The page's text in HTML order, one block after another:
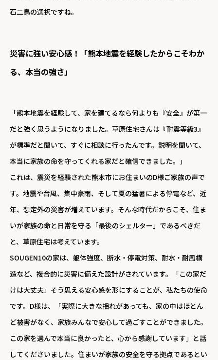
石二鳥の選択ですね。
災害に強い安心感！「熊本地震を経験したからこそわか
る、本当の強さ」
「熊本地震を経験して、家を建てるなら何よりも『安全』が第一
だと強く思うようになりました。草原住宅さんは『耐震等級3』
が標準だと聞いて、すぐに相談に行ったんです。説明を聞いて、
本当に家族の命を守ってくれる家だと確信できました。」
これは、震災を経験された熊本市にお住まいのD様ご家族の声で
す。地震や台風、集中豪雨、そして夏の猛暑による停電など、近
年、想定外の災害が増えています。そんな時代だからこそ、住ま
いが家族の命と日常を守る「最後のシェルター」であるべきだ
と、草原住宅は考えています。
SOUGEN10の家は、躯体強度、断水・停電対策、耐水・耐風構
造など、複合的に災害に備えた設計がされています。「この家だ
けは大丈夫」そう思える安心感を形にすることが、私たちの使命
です。D様は、「実際に大きな揺れがあっても、家の中はほとん
ど被害がなく、家族みんなで安心して過ごすことができました。
この家を選んで本当に良かったと、心から感謝しています」と話
してくださいました。住まいが家族の安全を守る拠点であるとい